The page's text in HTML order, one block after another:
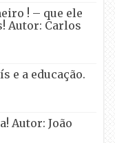
! – que ele
Autor: Carlos
e a educação.
Autor: João